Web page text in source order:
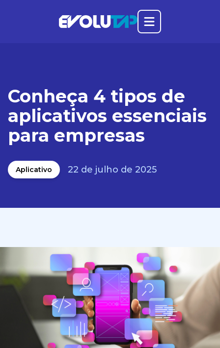
Abrir o menu
Conheça 4 tipos de
aplicativos essenciais
para empresas
Aplicativo 22 de julho de 2025